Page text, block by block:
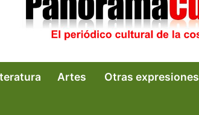
Artes Otras expresiones